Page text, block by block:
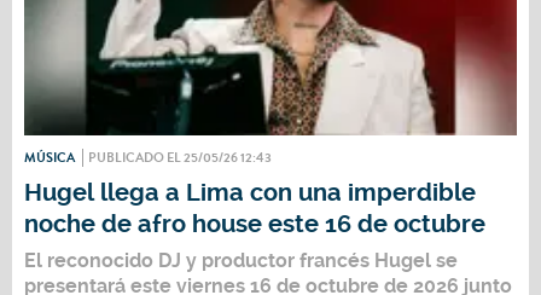
MÚSICA PUBLICADO EL 25/05/26 12:43
Hugel llega a Lima con una imperdible
noche de afro house este 16 de octubre
El reconocido DJ y productor francés Hugel se
presentará este viernes 16 de octubre de 2026 junto